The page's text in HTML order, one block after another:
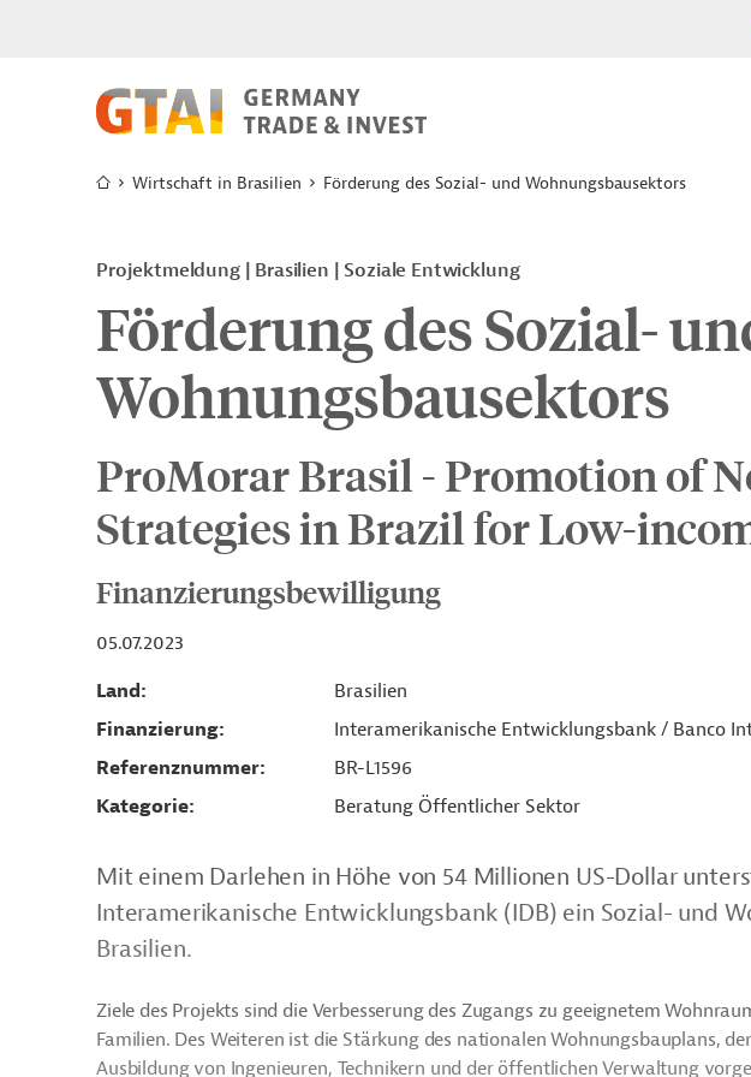
Wirtschaft in Brasilien Förderung des Sozial- und Wohnungsbausektors
Projektmeldung Brasilien Soziale Entwicklung
Förderung des Sozial-
Wohnungsbausektors
ProMorar Brasil - Promotion of
Strategies in Brazil for Low-
Finanzierungsbewilligung
05.07.2023
Land
Brasilien
Finanzierung
Interamerikanische Entwicklungsbank / Banco
Referenznummer
BR-L1596
Kategorie
Beratung Öffentlicher Sektor
Mit einem Darlehen in Höhe von 54 Millionen US-Dollar
Interamerikanische Entwicklungsbank (IDB) ein Sozial- und
Brasilien.
Ziele des Projekts sind die Verbesserung des Zugangs zu geeignetem
Familien. Des Weiteren ist die Stärkung des nationalen Wohnungsbauplans,
Ausbildung von Ingenieuren, Technikern und der öffentlichen Verwaltung